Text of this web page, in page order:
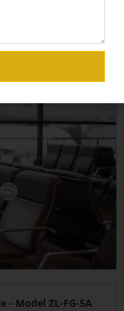
- Model ZL-FG-5A